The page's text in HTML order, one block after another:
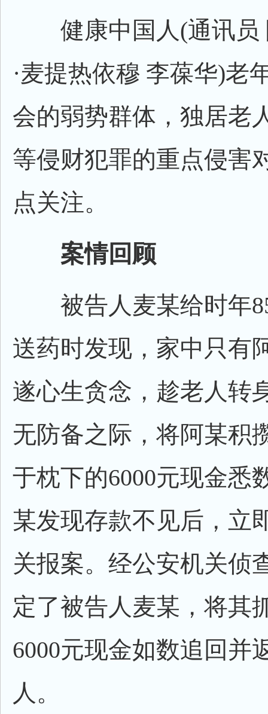
健康中国人(通讯员
·麦提热依穆 李葆华)老
会的弱势群体，独居老
等侵财犯罪的重点侵害
点关注。
案情回顾
被告人麦某给时年
送药时发现，家中只有
遂心生贪念，趁老人转
无防备之际，将阿某积
于枕下的6000元现金悉
某发现存款不见后，立
关报案。经公安机关侦
定了被告人麦某，将其
6000元现金如数追回并
人。